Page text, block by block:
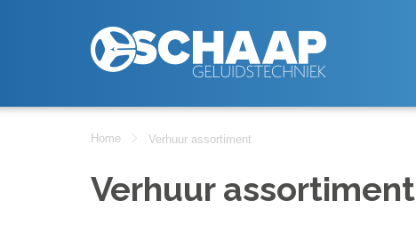
Home Verhuur assortiment
Verhuur assortiment